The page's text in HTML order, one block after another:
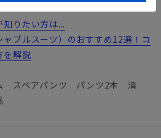
りたい方は...
ブルスーツ）のおすすめ12選！コ
を解説
スペアパンツ パンツ2本 清